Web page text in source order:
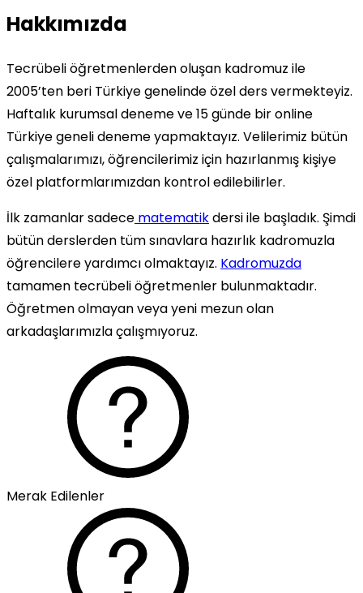
Hakkımızda
Tecrübeli öğretmenlerden oluşan kadromuz ile
2005’ten beri Türkiye genelinde özel ders vermekteyiz.
Haftalık kurumsal deneme ve 15 günde bir online
Türkiye geneli deneme yapmaktayız. Velilerimiz bütün
çalışmalarımızı, öğrencilerimiz için hazırlanmış kişiye
özel platformlarımızdan kontrol edilebilirler.
İlk zamanlar sadece matematikdersi ile başladık. Şimdi
bütün derslerden tüm sınavlara hazırlık kadromuzla
öğrencilere yardımcı olmaktayız. Kadromuzda
tamamen tecrübeli öğretmenler bulunmaktadır.
Öğretmen olmayan veya yeni mezun olan
arkadaşlarımızla çalışmıyoruz.
Merak Edilenler